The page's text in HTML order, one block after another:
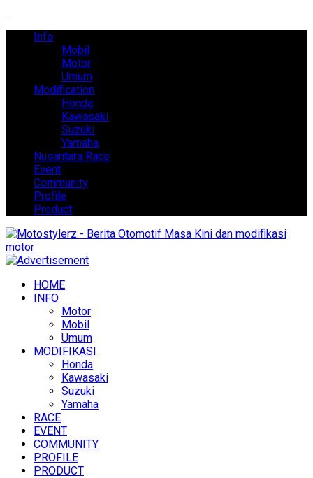
Info
Mobil
Motor
Umum
Modification
Honda
Kawasaki
Suzuki
Yamaha
Nusantara Race
Event
Community
Profile
Product
HOME
INFO
Motor
Mobil
Umum
MODIFIKASI
Honda
Kawasaki
Suzuki
Yamaha
RACE
EVENT
COMMUNITY
PROFILE
PRODUCT